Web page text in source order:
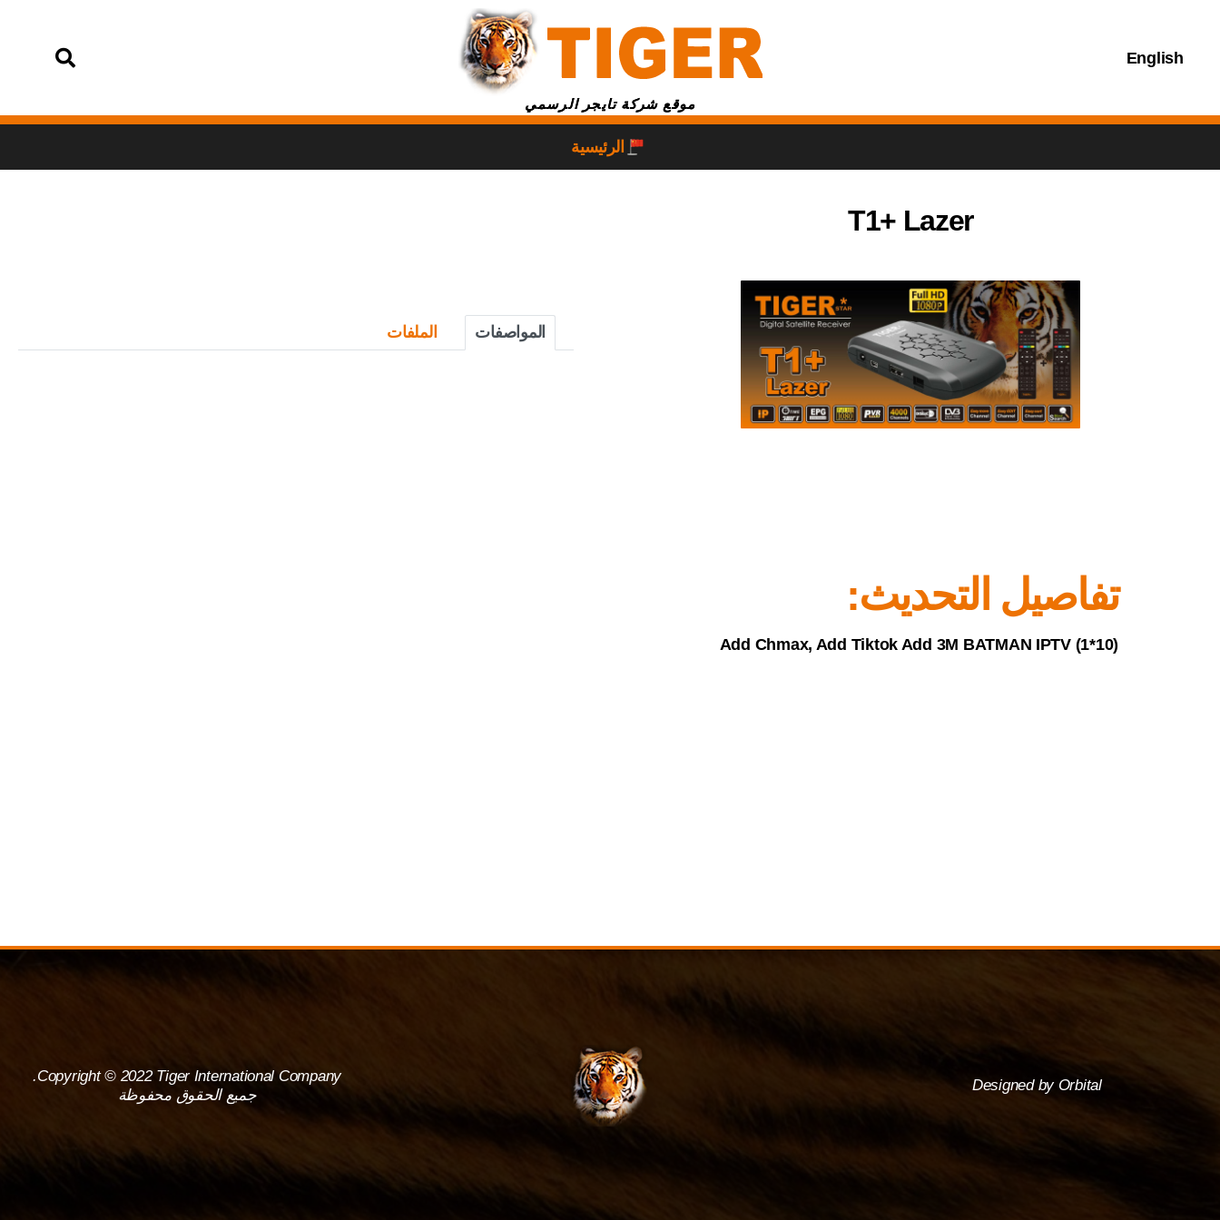
English
موقع شركة تايجر الرسمي
الرئيسية
T1+ Lazer
المواصفات الملفات
تفاصيل التحديث:
Add Chmax, Add Tiktok Add 3M BATMAN IPTV (1*10)
Designed by Orbital
Copyright © 2022 Tiger International Company.
جميع الحقوق محفوظة